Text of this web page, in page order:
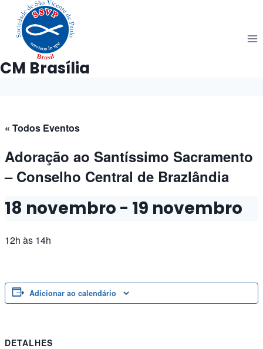
Pular
para
Conteúdo
CM Brasília
« Todos Eventos
Adoração ao Santíssimo Sacramento
– Conselho Central de Brazlândia
18 novembro - 19 novembro
12h às 14h
Adicionar ao calendário
DETALHES